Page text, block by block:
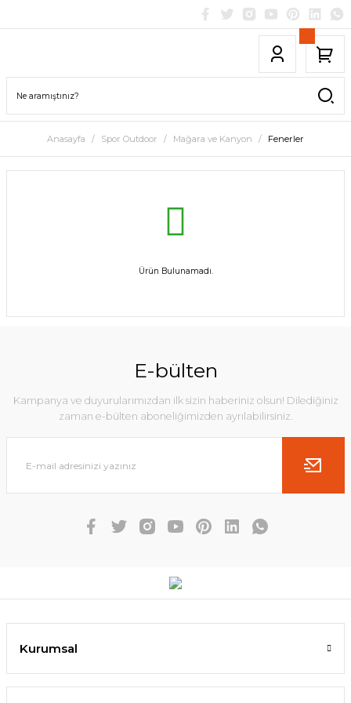
Anasayfa Spor Outdoor Mağara ve Kanyon Fenerler
Ürün Bulunamadı.
E-bülten
Kampanya ve duyurularımızdan ilk sizin haberiniz olsun! Dilediğiniz
zaman e-bülten aboneliğimizden ayrılabilirsiniz.
Kurumsal